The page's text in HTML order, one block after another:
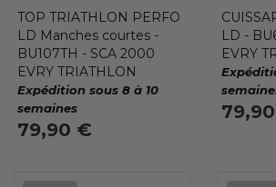
TOP TRIATHLON PERFO
LD Manches courtes -
BU107TH - SCA 2000
EVRY TRIATHLON
Expédition sous 8 à 10
semaines
79,90 €
LD -
EVRY